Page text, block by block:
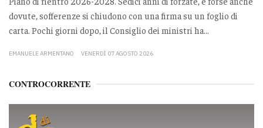
dovute, sofferenze si chiudono con una firma su un foglio di
carta. Pochi giorni dopo, il Consiglio dei ministri ha...
EMANUELE ARMENTANO VENERDÌ 07 AGOSTO 2026
CONTROCORRENTE